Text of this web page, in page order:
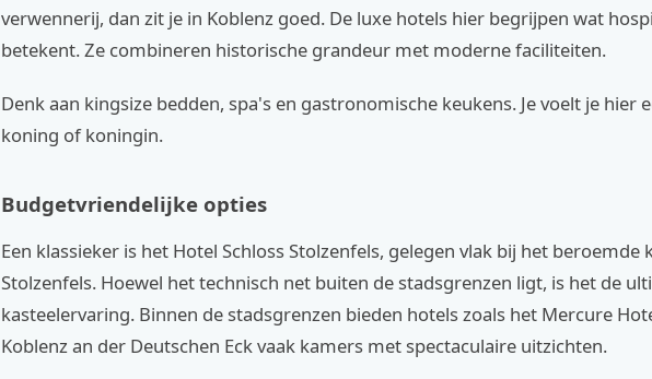
verwennerij, dan zit je in Koblenz goed. De luxe hotels hier begrijpen wat
betekent. Ze combineren historische grandeur met moderne faciliteiten.
Denk aan kingsize bedden, spa's en gastronomische keukens. Je voelt je hier
koning of koningin.
Budgetvriendelijke opties
Een klassieker is het Hotel Schloss Stolzenfels, gelegen vlak bij het beroemde
Stolzenfels. Hoewel het technisch net buiten de stadsgrenzen ligt, is het de
kasteelervaring. Binnen de stadsgrenzen bieden hotels zoals het Mercure
Koblenz an der Deutschen Eck vaak kamers met spectaculaire uitzichten.